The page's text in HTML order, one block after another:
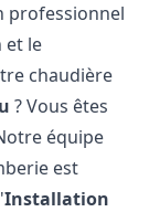
professionnel
et le
chaudière
? Vous êtes
équipe
est
Installation